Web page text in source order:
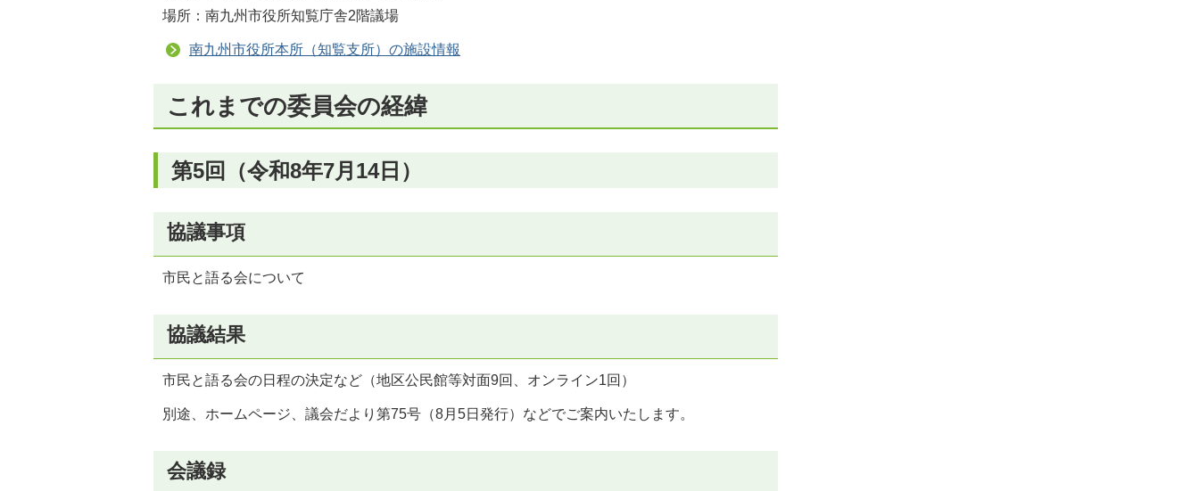
場所：南九州市役所知覧庁舎2階議場
南九州市役所本所（知覧支所）の施設情報
これまでの委員会の経緯
第5回（令和8年7月14日）
協議事項
市民と語る会について
協議結果
市民と語る会の日程の決定など（地区公民館等対面9回、オンライン1回）
別途、ホームページ、議会だより第75号（8月5日発行）などでご案内いたします。
会議録